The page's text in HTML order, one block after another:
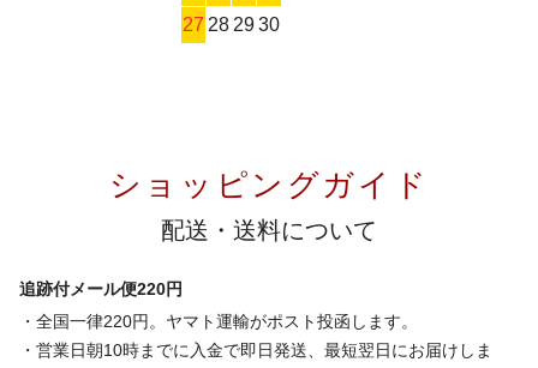
27 282930
ショッピングガイド
配送・送料について
追跡付メール便220円
・全国一律220円。ヤマト運輸がポスト投函します。
・営業日朝10時までに入金で即日発送、最短翌日にお届けしま